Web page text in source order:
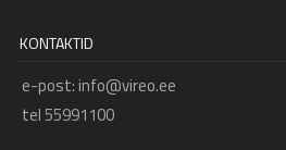
KONTAKTID
e-post: info@vireo.ee
tel 55991100